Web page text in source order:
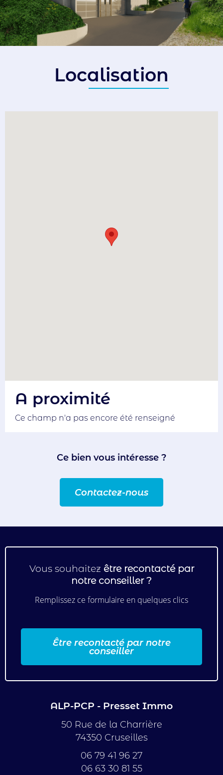
Localisation
A proximité
Ce champ n'a pas encore été renseigné
Ce bien vous intéresse ?
Contactez-nous
Vous souhaitez être recontacté par
notre conseiller ?
Remplissez ce formulaire en quelques clics
Être recontacté par notre
conseiller
ALP-PCP - Presset Immo
50 Rue de la Charrière
74350 Cruseilles
06 79 41 96 27
06 63 30 81 55